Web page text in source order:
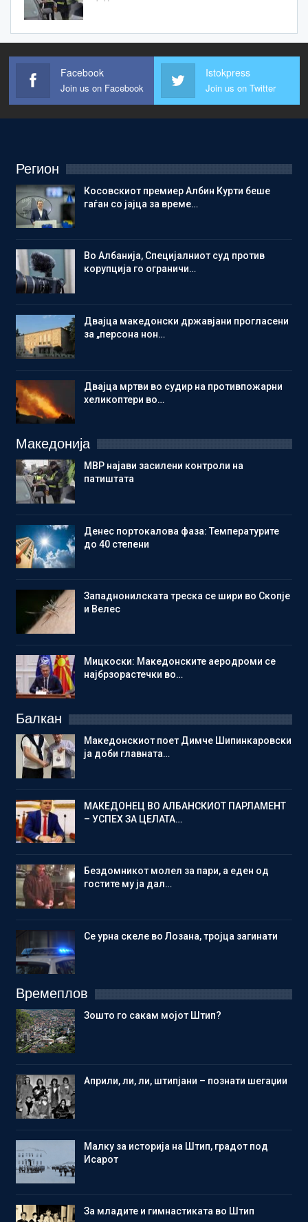
Facebook
Join us on Facebook
Istokpress
Join us on Twitter
Регион
Косовскиот премиер Албин Курти беше
гаѓан со јајца за време…
Во Албанија, Специјалниот суд против
корупција го ограничи…
Двајца македонски државјани прогласени
за „персона нон…
Двајца мртви во судир на противпожарни
хеликоптери во…
Македонија
МВР најави засилени контроли на
патиштата
Денес портокалова фаза: Температурите
до 40 степени
Западнонилската треска се шири во Скопје
и Велес
Мицкоски: Македонските аеродроми се
најбрзорастечки во…
Балкан
Македонскиот поет Димче Шипинкаровски
ја доби главната…
МАКЕДОНЕЦ ВО АЛБАНСКИОТ ПАРЛАМЕНТ
– УСПЕХ ЗА ЦЕЛАТА…
Бездомникот молел за пари, а еден од
гостите му ја дал…
Се урна скеле во Лозана, тројца загинати
Времеплов
Зошто го сакам мојот Штип?
Aприли, ли, ли, штипјани – познати шегаџии
Малку за историја на Штип, градот под
Исарот
Зa младите и гимнастиката во Штип